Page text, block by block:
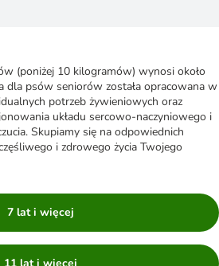
(poniżej 10 kilogramów) wynosi około
dla psów seniorów została opracowana w
potrzeb żywieniowych oraz
układu sercowo-naczyniowego i
Skupiamy się na odpowiednich
i zdrowego życia Twojego
7 lat i więcej